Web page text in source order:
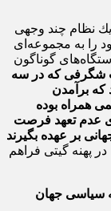
نظام چند وجهى
را به مجموعه‌اى
گوناگون
شگرفى كه در سه
كه برآمدن
همراه بوده
عدم تعهد فرصت
بر عهده بگیرند
پهنه‌ گیتى فراهم
سیاسی جهان